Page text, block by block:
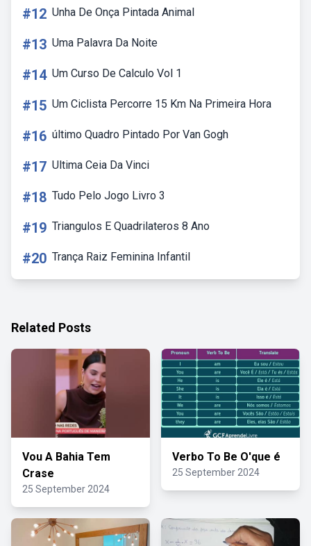
#12 Unha De Onça Pintada Animal
#13 Uma Palavra Da Noite
#14 Um Curso De Calculo Vol 1
#15 Um Ciclista Percorre 15 Km Na Primeira Hora
#16 último Quadro Pintado Por Van Gogh
#17 Ultima Ceia Da Vinci
#18 Tudo Pelo Jogo Livro 3
#19 Triangulos E Quadrilateros 8 Ano
#20 Trança Raiz Feminina Infantil
Related Posts
Vou A Bahia Tem
Crase
25 September 2024
Verbo To Be O'que é
25 September 2024